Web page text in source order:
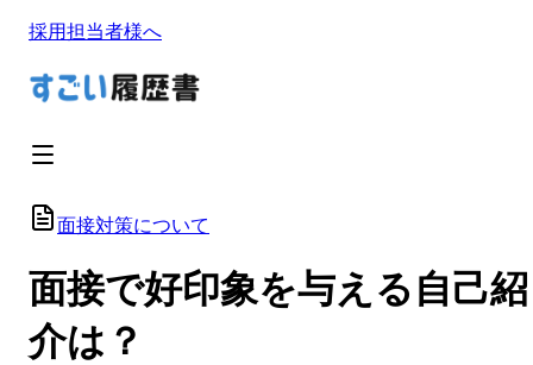
採用担当者様へ
面接対策について
面接で好印象を与える自己紹
介は？